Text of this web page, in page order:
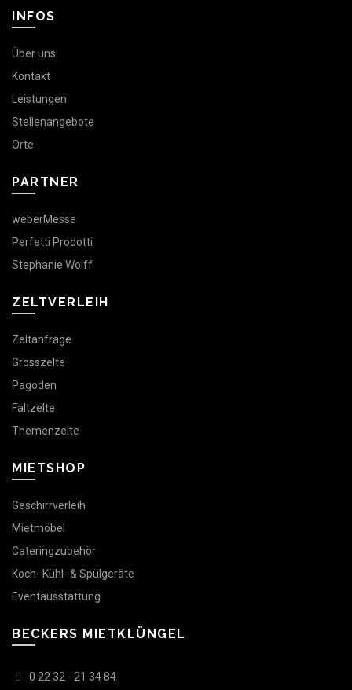
INFOS
Über uns
Kontakt
Leistungen
Stellenangebote
Orte
PARTNER
weberMesse
Perfetti Prodotti
Stephanie Wolff
ZELTVERLEIH
Zeltanfrage
Grosszelte
Pagoden
Faltzelte
Themenzelte
MIETSHOP
Geschirrverleih
Mietmöbel
Cateringzubehör
Koch- Kühl- & Spülgeräte
Eventausstattung
BECKERS MIETKLÜNGEL
0 22 32 - 21 34 84